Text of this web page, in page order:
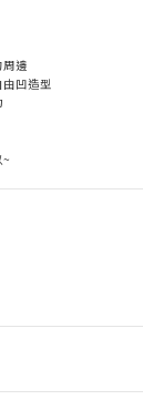
邊
凹造型